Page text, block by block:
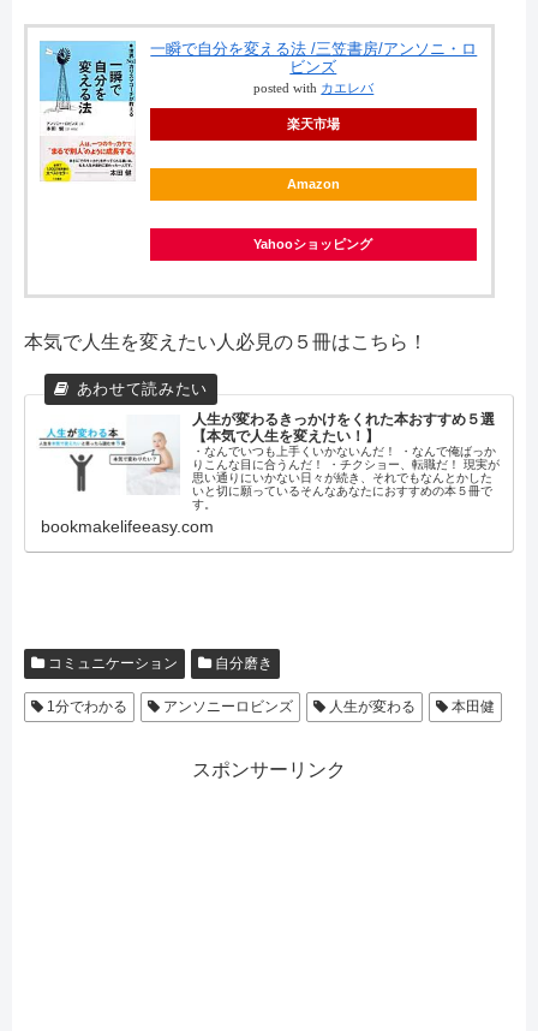
一瞬で自分を変える法 /三笠書房/アンソニ・ロ
ビンズ
posted with カエレバ
楽天市場
Amazon
Yahooショッピング
本気で人生を変えたい人必見の５冊はこちら！
人生が変わるきっかけをくれた本おすすめ５選
【本気で人生を変えたい！】
・なんでいつも上手くいかないんだ！ ・なんで俺ばっか
りこんな目に合うんだ！ ・チクショー、転職だ！ 現実が
思い通りにいかない日々が続き、それでもなんとかした
いと切に願っているそんなあなたにおすすめの本５冊で
す。
bookmakelifeeasy.com
コミュニケーション 自分磨き
1分でわかる アンソニーロビンズ 人生が変わる 本田健
スポンサーリンク